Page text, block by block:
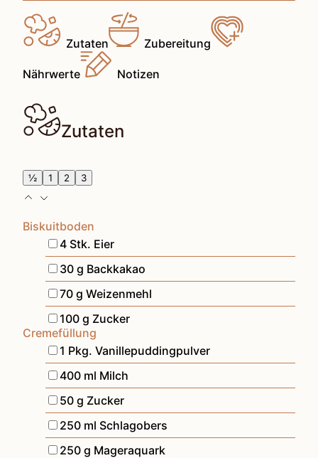
Zutaten Zubereitung
Nährwerte Notizen
Zutaten
½ 1 2 3
Biskuitboden
▢
4 Stk. Eier
▢
30 g Backkakao
▢
70 g Weizenmehl
▢
100 g Zucker
Cremefüllung
▢
1 Pkg. Vanillepuddingpulver
▢
400 ml Milch
▢
50 g Zucker
▢
250 ml Schlagobers
▢
250 g Mageraquark